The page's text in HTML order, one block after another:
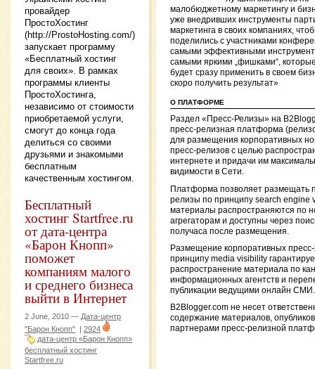
провайдер
ПростоХостинг
(http://ProstoHosting.com/)
запускает программу
«Бесплатный хостинг
для своих». В рамках
программы клиенты
ПростоХостинга,
независимо от стоимости
приобретаемой услуги,
смогут до конца года
делиться со своими
друзьями и знакомыми
бесплатным
качественным хостингом.
Бесплатный
хостинг Startfree.ru
от дата-центра
«Барон Кнопп»
поможет
компаниям малого
и среднего бизнеса
выйти в Интернет
2 June, 2010 — Дата-центр
"Барон Кнопп" | 2924
дата-центр «Барон Кнопп»
бесплатный хостинг
Startfree.ru
малобюджетному маркетингу и
уже внедривших инструменты
маркетинга в своих компаниях,
поделились с участниками
самыми эффективными
самыми яркими „фишками“,
будет сразу применить в своем
скоро получить результат»
О ПЛАТФОРМЕ
Раздел «Пресс-Релизы» на
пресс-релизная платформа
для размещения корпоративных
пресс-релизов с целью
интернете и придачи им
видимости в Сети.
Платформа позволяет размещать
релизы по принципу search engine
материалы распространяются по
агрегаторам и доступны через
получаса после размещения.
Размещение корпоративных
принципу media visibility
распространение материала по
информационных агентств и
публикации ведущими онлайн СМИ.
B2Blogger.com не несет
содержание материалов,
партнерами пресс-релизной